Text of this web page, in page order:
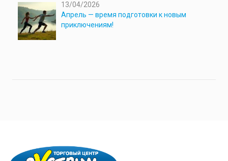
13/04/2026
Апрель — время подготовки к новым
приключениям!